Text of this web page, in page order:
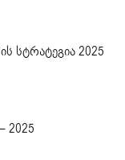
სტრატეგია 2025
2025